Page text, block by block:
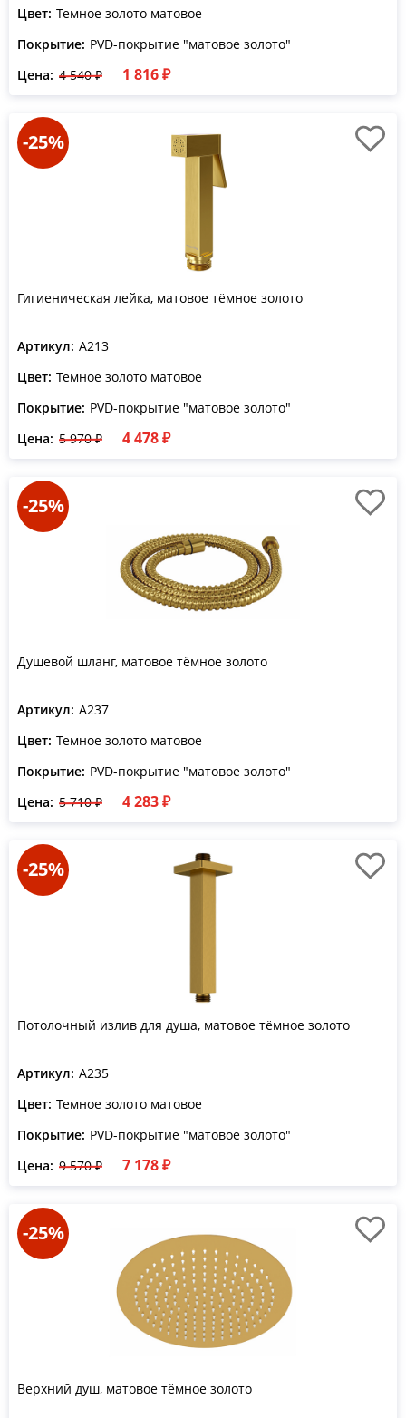
Цвет: Темное золото матовое
Покрытие: PVD-покрытие "матовое золото"
Цена: 4 540 ₽ 1 816 ₽
-25%
Гигиеническая лейка, матовое тёмное золото
Артикул: A213
Цвет: Темное золото матовое
Покрытие: PVD-покрытие "матовое золото"
Цена: 5 970 ₽ 4 478 ₽
-25%
Душевой шланг, матовое тёмное золото
Артикул: A237
Цвет: Темное золото матовое
Покрытие: PVD-покрытие "матовое золото"
Цена: 5 710 ₽ 4 283 ₽
-25%
Потолочный излив для душа, матовое тёмное золото
Артикул: A235
Цвет: Темное золото матовое
Покрытие: PVD-покрытие "матовое золото"
Цена: 9 570 ₽ 7 178 ₽
-25%
Верхний душ, матовое тёмное золото